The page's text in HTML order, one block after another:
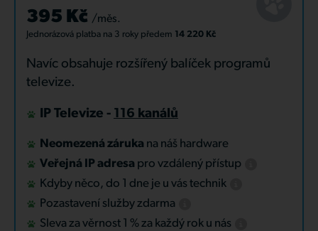
395 Kč /měs.
Jednorázová platba na 3 roky předem 14 220 Kč
Navíc obsahuje rozšířený balíček programů
televize.
IP Televize - 116 kanálů
Neomezená záruka na náš hardware
Veřejná IP adresa pro vzdálený přístup
Kdyby něco, do 1 dne je u vás technik
Pozastavení služby zdarma
Sleva za věrnost 1 % za každý rok u nás